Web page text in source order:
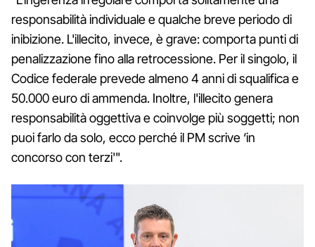
responsabilità individuale e qualche breve periodo di
inibizione. L'illecito, invece, è grave: comporta punti di
penalizzazione fino alla retrocessione. Per il singolo, il
Codice federale prevede almeno 4 anni di squalifica e
50.000 euro di ammenda. Inoltre, l'illecito genera
responsabilità oggettiva e coinvolge più soggetti; non
puoi farlo da solo, ecco perché il PM scrive ‘in
concorso con terzi'".